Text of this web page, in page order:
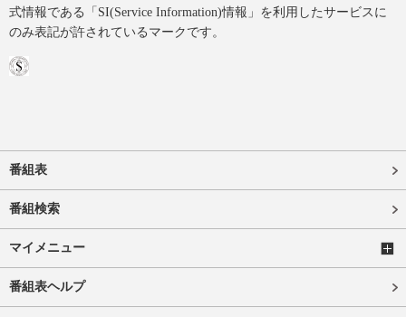
式情報である「SI(Service Information)情報」を利用したサービスに
のみ表記が許されているマークです。
番組表
番組検索
マイメニュー
番組表ヘルプ